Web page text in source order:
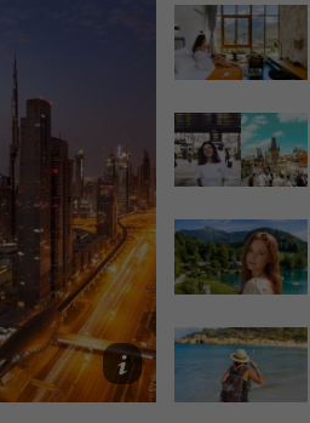
Zdroj:
Unsplash/Zulmaury
Saavedra,
Unsplash/Ryan
Miglinczy,
Unsplash/Kit
(formerly
ConvertKit)